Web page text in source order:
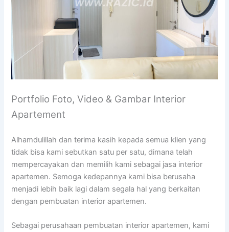
Portfolio Foto, Video & Gambar Interior
Apartement
Alhamdulillah dan terima kasih kepada semua klien yang
tidak bisa kami sebutkan satu per satu, dimana telah
mempercayakan dan memilih kami sebagai jasa interior
apartemen. Semoga kedepannya kami bisa berusaha
menjadi lebih baik lagi dalam segala hal yang berkaitan
dengan pembuatan interior apartemen.
Sebagai perusahaan pembuatan interior apartemen, kami